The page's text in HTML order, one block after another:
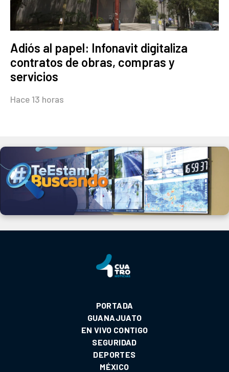
Adiós al papel: Infonavit digitaliza
contratos de obras, compras y
servicios
Hace 13 horas
PORTADA
GUANAJUATO
EN VIVO CONTIGO
SEGURIDAD
DEPORTES
MÉXICO